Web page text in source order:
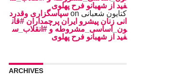
فید از شهبانو فرح پهلوی
کتایون شعبانی
سپاسگزاری وقدرد
انی زنان پیشرو ایران پرچمداران #قان
ون_اساسی_مشروطه و #انقلاب_س
فید از شهبانو فرح پهلوی
ARCHIVES